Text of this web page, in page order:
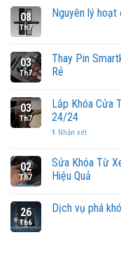
08
Th7
Nguyên lý hoạt
03
Th7
Thay Pin
Rẻ
03
Th7
Lắp Khóa Cửa
24/24
1 Nhận xét
02
Th7
Sửa Khóa Từ
Hiệu Quả
26
Th6
Dịch vụ phá